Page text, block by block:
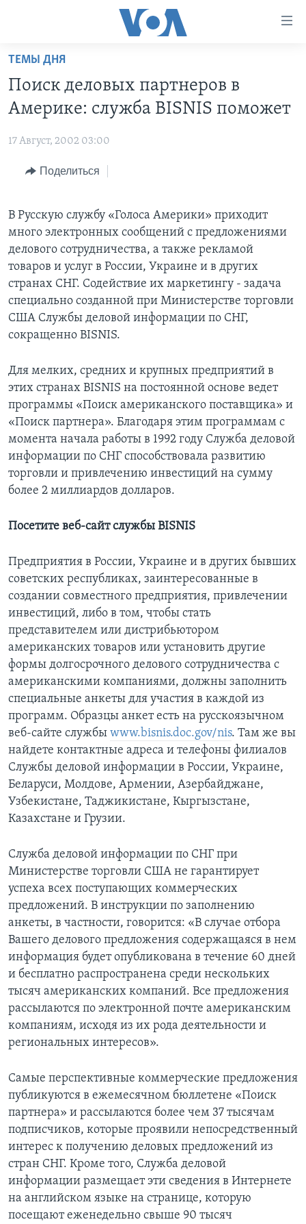
Перейти
основной
контент
Перейти
навигации
поиск
ПРОГРАММЫ
НОВОСТИ ЗА МИНУТУ
ИТОГИ
ДИСКУССИЯ VOA
ДЕТАЛИ
НЬЮ-ЙОРК NEW YORK
АМЕРИКА. БОЛЬШОЕ ПУТЕШЕСТВИЕ
ПРОЕКТЫ
УЧИМ АНГЛИЙСКИЙ
НАША АМЕРИКАНСКАЯ ИСТОРИЯ
АРТЕФАКТЫ
АМЕРИКАНСКИЕ ГОРОДКИ
ТЕСТЫ
ЭКСПЕРТИЗА
ИНТЕРВЬЮ
ЗА СВОБОДУ ПРЕССЫ
УЧИМ АНГЛИЙСКИЙ
ВИДЕО
ПОДПИСКА НА НОВОСТИ
Learning English
СОЦИАЛЬНЫЕ СЕТИ
ТЕМЫ ДНЯ
Поиск деловых партнеров в
Америке: служба BISNIS поможет
17 Август, 2002 03:00
Поделиться
В Русскую службу «Голоса Америки» приходит
много электронных сообщений с предложениями
делового сотрудничества, а также рекламой
товаров и услуг в России, Украине и в других
странах СНГ. Содействие их маркетингу - задача
специально созданной при Министерстве торговли
США Службы деловой информации по СНГ,
сокращенно BISNIS.
Для мелких, средних и крупных предприятий в
этих странах BISNIS на постоянной основе ведет
программы «Поиск американского поставщика» и
«Поиск партнера». Благодаря этим программам с
момента начала работы в 1992 году Служба деловой
информации по СНГ способствовала развитию
торговли и привлечению инвестиций на сумму
более 2 миллиардов долларов.
Посетите веб-сайт службы BISNIS
Предприятия в России, Украине и в других бывших
советских республиках, заинтересованные в
создании совместного предприятия, привлечении
инвестиций, либо в том, чтобы стать
представителем или дистрибьютором
американских товаров или установить другие
формы долгосрочного делового сотрудничества с
американскими компаниями, должны заполнить
специальные анкеты для участия в каждой из
программ. Образцы анкет есть на русскоязычном
веб-сайте службы www.bisnis.doc.gov/nis. Там же вы
найдете контактные адреса и телефоны филиалов
Службы деловой информации в России, Украине,
Беларуси, Молдове, Армении, Азербайджане,
Узбекистане, Таджикистане, Кыргызстане,
Казахстане и Грузии.
Служба деловой информации по СНГ при
Министерстве торговли США не гарантирует
успеха всех поступающих коммерческих
предложений. В инструкции по заполнению
анкеты, в частности, говорится: «В случае отбора
Вашего делового предложения содержащаяся в нем
информация будет опубликована в течение 60 дней
и бесплатно распространена среди нескольких
тысяч американских компаний. Все предложения
рассылаются по электронной почте американским
компаниям, исходя из их рода деятельности и
региональных интересов».
Самые перспективные коммерческие предложения
публикуются в ежемесячном бюллетене «Поиск
партнера» и рассылаются более чем 37 тысячам
подписчиков, которые проявили непосредственный
интерес к получению деловых предложений из
стран СНГ. Кроме того, Служба деловой
информации размещает эти сведения в Интернете
на английском языке на странице, которую
посещают еженедельно свыше 90 тысяч